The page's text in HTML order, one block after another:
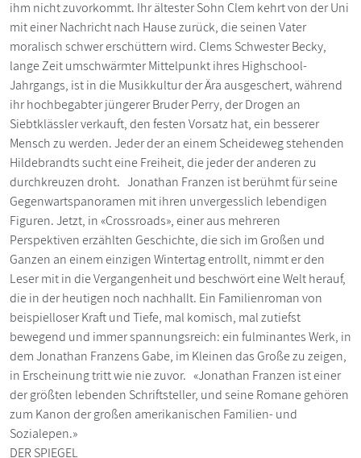
ihm nicht zuvorkommt. Ihr ältester Sohn Clem kehrt von der Uni
mit einer Nachricht nach Hause zurück, die seinen Vater
moralisch schwer erschüttern wird. Clems Schwester Becky,
lange Zeit umschwärmter Mittelpunkt ihres Highschool-
Jahrgangs, ist in die Musikkultur der Ära ausgeschert, während
ihr hochbegabter jüngerer Bruder Perry, der Drogen an
Siebtklässler verkauft, den festen Vorsatz hat, ein besserer
Mensch zu werden. Jeder der an einem Scheideweg stehenden
Hildebrandts sucht eine Freiheit, die jeder der anderen zu
durchkreuzen droht. Jonathan Franzen ist berühmt für seine
Gegenwartspanoramen mit ihren unvergesslich lebendigen
Figuren. Jetzt, in «Crossroads», einer aus mehreren
Perspektiven erzählten Geschichte, die sich im Großen und
Ganzen an einem einzigen Wintertag entrollt, nimmt er den
Leser mit in die Vergangenheit und beschwört eine Welt herauf,
die in der heutigen noch nachhallt. Ein Familienroman von
beispielloser Kraft und Tiefe, mal komisch, mal zutiefst
bewegend und immer spannungsreich: ein fulminantes Werk, in
dem Jonathan Franzens Gabe, im Kleinen das Große zu zeigen,
in Erscheinung tritt wie nie zuvor. «Jonathan Franzen ist einer
der größten lebenden Schriftsteller, und seine Romane gehören
zum Kanon der großen amerikanischen Familien- und
Sozialepen.»
DER SPIEGEL